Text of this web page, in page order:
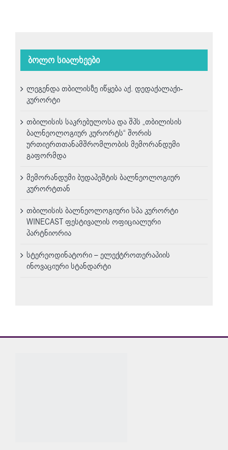
ბოლო სიალხეები
ლეგენდა თბილისზე იწყება აქ. დედაქალაქი-
კურორტი
თბილისის საკრებულოსა და შპს „თბილისის
ბალნეოლოგიურ კურორტს“ შორის
ურთიერთთანამშრომლობის მემორანდუმი
გაფორმდა
მემორანდუმი ბუდაპეშტის ბალნეოლოგიურ
კურორტთან
თბილისის ბალნეოლოგიური სპა კურორტი
WINECAST ფესტივალის ოფიციალური
პარტნიორია
სტერეოდინატორი – ელექტროთერაპიის
ინოვაციური სტანდარტი